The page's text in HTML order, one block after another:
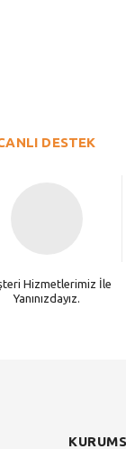
DESTEK
Hizmetlerimiz İle
Yanınızdayız.